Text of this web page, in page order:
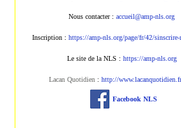
Nous contacter :accueil@amp-nls.org
Inscription :https://amp-nls.org/page/fr/42/sinscrire-
Le site de la NLS : https://amp-nls.org
Lacan Quotidien :http://
Facebook NLS